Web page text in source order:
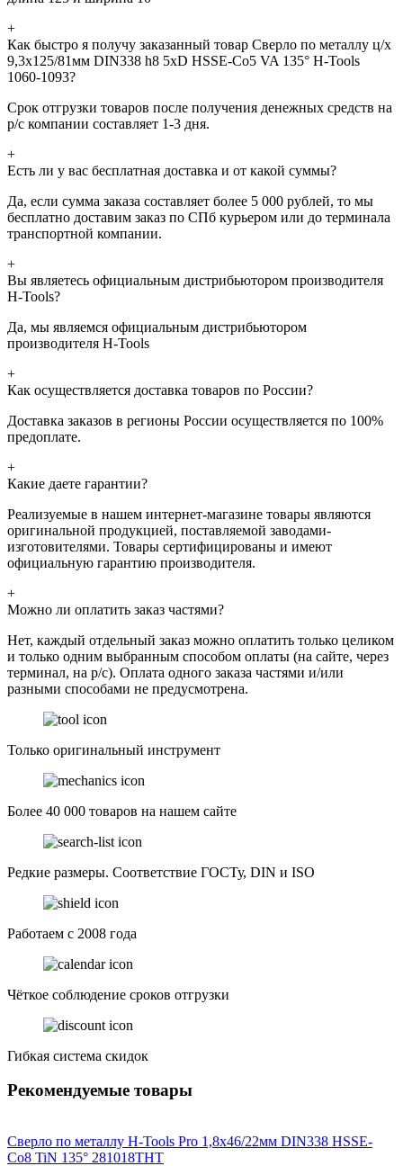
+
Как быстро я получу заказанный товар Сверло по металлу ц/х
9,3x125/81мм DIN338 h8 5xD HSSE-Co5 VA 135° H-Tools
1060-1093?
Срок отгрузки товаров после получения денежных средств на
р/с компании составляет 1-3 дня.
+
Есть ли у вас бесплатная доставка и от какой суммы?
Да, если сумма заказа составляет более 5 000 рублей, то мы
бесплатно доставим заказ по СПб курьером или до терминала
транспортной компании.
+
Вы являетесь официальным дистрибьютором производителя
H-Tools?
Да, мы являемся официальным дистрибьютором
производителя H-Tools
+
Как осуществляется доставка товаров по России?
Доставка заказов в регионы России осуществляется по 100%
предоплате.
+
Какие даете гарантии?
Реализуемые в нашем интернет-магазине товары являются
оригинальной продукцией, поставляемой заводами-
изготовителями. Товары сертифицированы и имеют
официальную гарантию производителя.
+
Можно ли оплатить заказ частями?
Нет, каждый отдельный заказ можно оплатить только целиком
и только одним выбранным способом оплаты (на сайте, через
терминал, на р/с). Оплата одного заказа частями и/или
разными способами не предусмотрена.
Только оригинальный инструмент
Более 40 000 товаров на нашем сайте
Редкие размеры. Соответствие ГОСТу, DIN и ISO
Работаем с 2008 года
Чёткое соблюдение сроков отгрузки
Гибкая система скидок
Рекомендуемые товары
Сверло по металлу H-Tools Pro 1,8x46/22мм DIN338 HSSE-
Co8 TiN 135° 281018THT